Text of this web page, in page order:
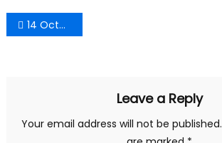
Post
14 October 2022 Rajasthan Current Affairs PDF in Hindi
Leave a Reply
Your email address will not be published.